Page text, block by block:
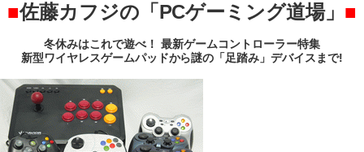
■佐藤カフジの「PCゲーミング道場」 ■
冬休みはこれで遊べ！ 最新ゲームコントローラー特集
新型ワイヤレスゲームパッドから謎の「足踏み」デバイスまで!